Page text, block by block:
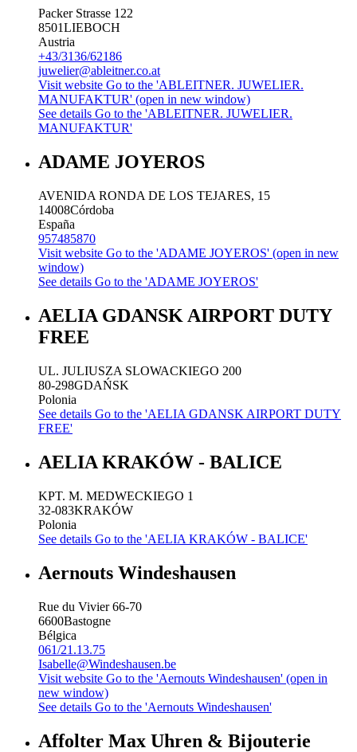
Packer Strasse 122
8501LIEBOCH
Austria
+43/3136/62186
juwelier@ableitner.co.at
Visit website Go to the 'ABLEITNER. JUWELIER.
MANUFAKTUR' (open in new window)
See details Go to the 'ABLEITNER. JUWELIER.
MANUFAKTUR'
ADAME JOYEROS
AVENIDA RONDA DE LOS TEJARES, 15
14008Córdoba
España
957485870
Visit website Go to the 'ADAME JOYEROS' (open in new
window)
See details Go to the 'ADAME JOYEROS'
AELIA GDANSK AIRPORT DUTY
FREE
UL. JULIUSZA SLOWACKIEGO 200
80-298GDAŃSK
Polonia
See details Go to the 'AELIA GDANSK AIRPORT DUTY
FREE'
AELIA KRAKÓW - BALICE
KPT. M. MEDWECKIEGO 1
32-083KRAKÓW
Polonia
See details Go to the 'AELIA KRAKÓW - BALICE'
Aernouts Windeshausen
Rue du Vivier 66-70
6600Bastogne
Bélgica
061/21.13.75
Isabelle@Windeshausen.be
Visit website Go to the 'Aernouts Windeshausen' (open in
new window)
See details Go to the 'Aernouts Windeshausen'
Affolter Max Uhren & Bijouterie